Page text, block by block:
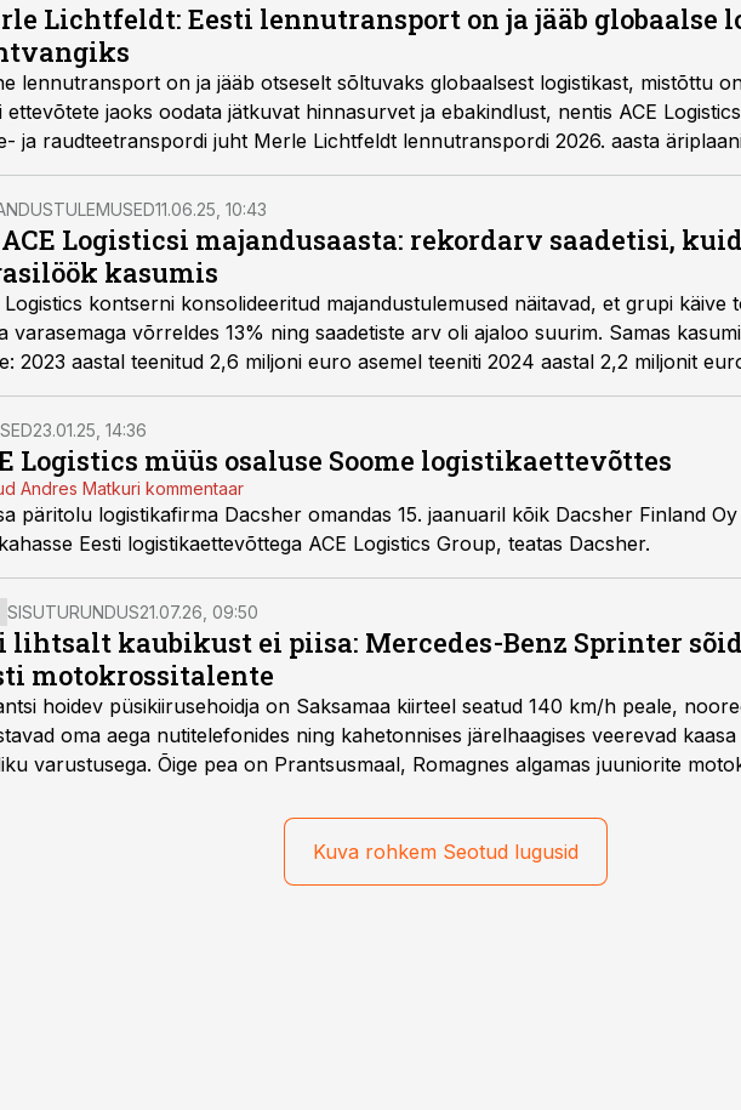
Lichtfeldt: Eesti lennutransport on ja jääb globaalse
lennutransport on ja jääb otseselt sõltuvaks globaalsest logistikast, mistõttu
ettevõtete jaoks oodata jätkuvat hinnasurvet ja ebakindlust, nentis ACE
ja raudteetranspordi juht Merle Lichtfeldt lennutranspordi 2026. aasta
11.06.25, 10:43
ACE Logisticsi majandusaasta: rekordarv saadetisi,
kasumis
Logistics kontserni konsolideeritud majandustulemused näitavad, et grupi käive
varasemaga võrreldes 13% ning saadetiste arv oli ajaloo suurim. Samas
2023 aastal teenitud 2,6 miljoni euro asemel teeniti 2024 aastal 2,2 miljonit
23.01.25, 14:36
Logistics müüs osaluse Soome logistikaettevõttes
Andres Matkuri kommentaar
päritolu logistikafirma Dacsher omandas 15. jaanuaril kõik Dacsher Finland Oy
Eesti logistikaettevõttega ACE Logistics Group, teatas Dacsher.
SISUTURUNDUS21.07.26, 09:50
lihtsalt kaubikust ei piisa: Mercedes-Benz Sprinter
motokrossitalente
hoidev püsikiirusehoidja on Saksamaa kiirteel seatud 140 km/h peale,
oma aega nutitelefonides ning kahetonnises järelhaagises veerevad
varustusega. Õige pea on Prantsusmaal, Romagnes algamas juuniorite
Kuva rohkem Seotud lugusid